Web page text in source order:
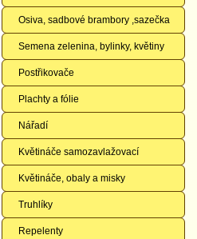
Osiva, sadbové brambory ,sazečka
Semena zelenina, bylinky, květiny
Postřikovače
Plachty a fólie
Nářadí
Květináče samozavlažovací
Květináče, obaly a misky
Truhlíky
Repelenty